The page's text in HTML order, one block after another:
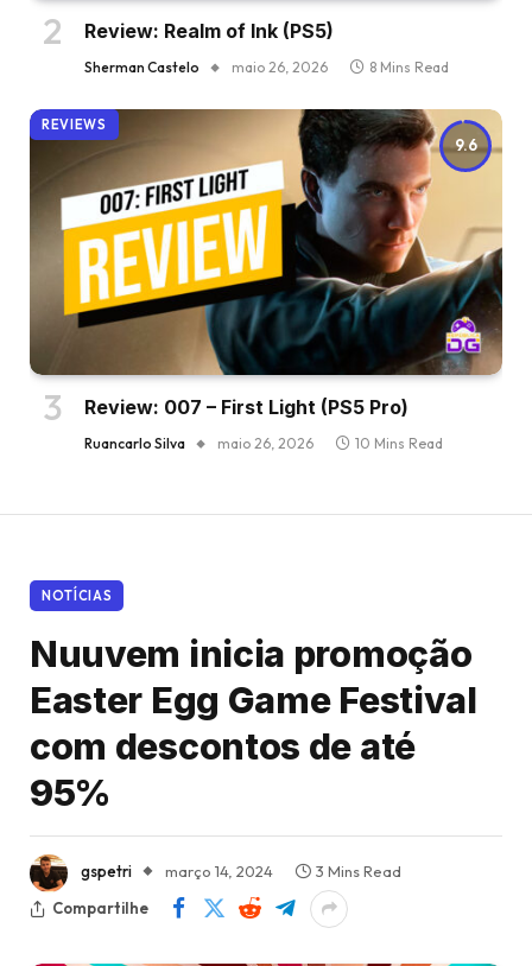
Review: Realm of Ink (PS5)
Sherman Castelo maio 26, 2026 8 Mins Read
9.6
REVIEWS
Review: 007 – First Light (PS5 Pro)
Ruancarlo Silva maio 26, 2026 10 Mins Read
NOTÍCIAS
Nuuvem inicia promoção
Easter Egg Game Festival
com descontos de até
95%
gspetri março 14, 2024
3 Mins Read
Compartilhe